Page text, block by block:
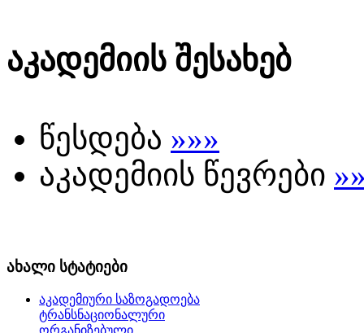
აკადემიის შესახებ
წესდება »»»
აკადემიის წევრები
ახალი სტატიები
აკადემიური საზოგადოება
ტრანსნაციონალური
ორგანიზებული